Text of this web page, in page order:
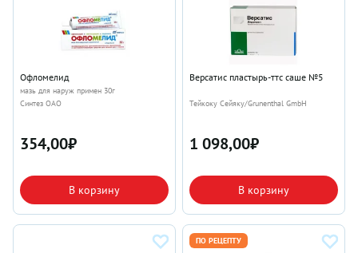
Офломелид
мазь для наруж примен 30г
Синтез ОАО
354,00₽
В корзину
Версатис пластырь-ттс саше №5
Тейкоку Сейяку/Grunenthal GmbH
1 098,00₽
В корзину
ПО РЕЦЕПТУ